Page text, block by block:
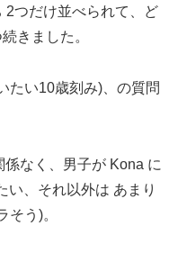
2つだけ並べられて、ど
きました。
たい10歳刻み)、の質問
なく、男子が Kona に
い、それ以外は あまり
そう)。